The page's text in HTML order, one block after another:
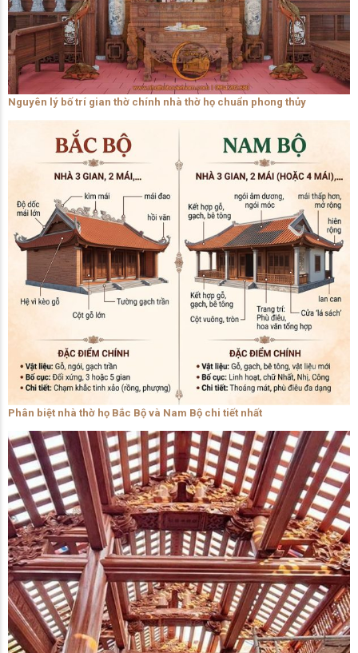
Nguyên lý bố trí gian thờ chính nhà thờ họ chuẩn phong thủy
Phân biệt nhà thờ họ Bắc Bộ và Nam Bộ chi tiết nhất